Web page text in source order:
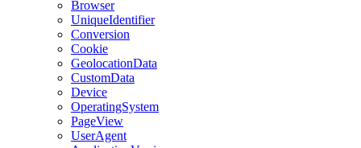
Browser
UniqueIdentifier
Conversion
Cookie
GeolocationData
CustomData
Device
OperatingSystem
PageView
UserAgent